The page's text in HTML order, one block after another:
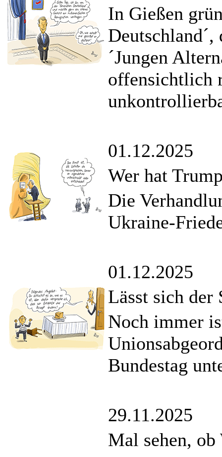
In Gießen
´Jungen
offensichtlich
01.12.2025
Wer hat
Die
Ukraine-
01.12.2025
Lässt sich der
Noch immer
Bundestag
29.11.2025
Mal sehen,